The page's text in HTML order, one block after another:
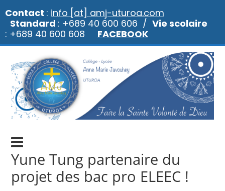
Yune Tung partenaire du
projet des bac pro ELEEC !
Contact : info [at] amj-uturoa.com
Standard : +689 40 600 606 / Vie scolaire
: +689 40 600 608 FACEBOOK